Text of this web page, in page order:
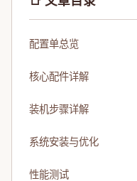
配置单总览
核心配件详解
装机步骤详解
系统安装与优化
性能测试